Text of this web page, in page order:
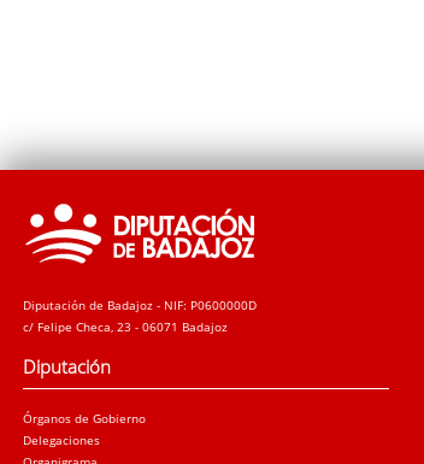
Diputación de Badajoz - NIF: P0600000D
c/ Felipe Checa, 23 - 06071 Badajoz
Diputación
Órganos de Gobierno
Delegaciones